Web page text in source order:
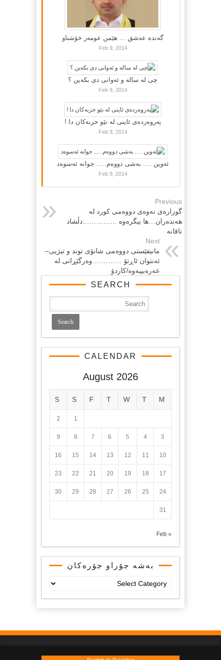
گه‌نده‌ عه‌شق … هێمن عومه‌ر خۆشناو
Feb 9, 2014
چی لە سالە و ئەوانی دی بكەین ؟
Feb 9, 2014
پەروەردەی ئاینی لە نێو حزبەکان دا !
Feb 9, 2014
ئەوین …. بەشی دووەم….. جوانە ئەسوەد
Feb 9, 2014
Previous
گوزاره‌ی نه‌وه‌ی دووه‌می کورد له‌
هه‌نده‌ران…ها بیگره‌وه‌ ……………دڵشاد
تاقانه‌
Next
مانیفێستی دووه‌می شانۆی توند و تیژیی–
ئه‌نتوان ئاڕتۆ ………….وه‌رگێڕانی له‌
عه‌ره‌بییه‌وه‌/كاردۆ
SEARCH
CALENDAR
August 2026
M
T
W
T
F
S
S
1
2
3
4
5
6
7
8
9
10
11
12
13
14
15
16
17
18
19
20
21
22
23
24
25
26
27
28
29
30
31
« Feb
بەشە جۆراو جۆرەکان
جۆرەکان